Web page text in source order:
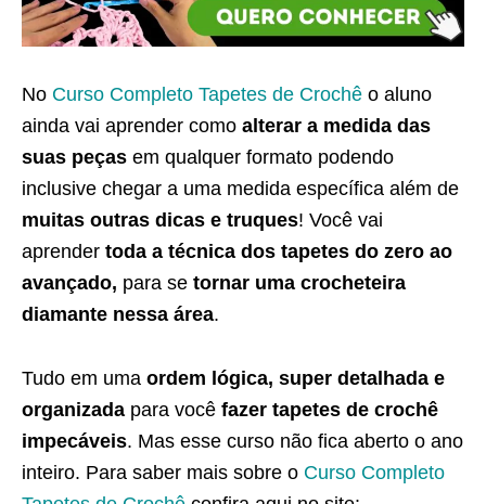
No Curso Completo Tapetes de Crochê o aluno
ainda vai aprender como alterar a medida das
suas peças em qualquer formato podendo
inclusive chegar a uma medida específica além de
muitas outras dicas e truques! Você vai
aprender toda a técnica dos tapetes do zero ao
avançado, para se tornar uma crocheteira
diamante nessa área.
Tudo em uma ordem lógica, super detalhada e
organizada para você fazer tapetes de crochê
impecáveis. Mas esse curso não fica aberto o ano
inteiro. Para saber mais sobre o Curso Completo